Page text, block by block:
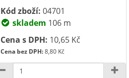
Kód zboží: 04701
skladem 106 m
Cena s DPH: 10,65 Kč
Cena bez DPH:8,80 Kč